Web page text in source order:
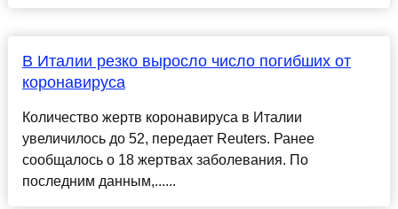
В Италии резко выросло число погибших от
коронавируса
Количество жертв коронавируса в Италии
увеличилось до 52, передает Reuters. Ранее
сообщалось о 18 жертвах заболевания. По
последним данным,......